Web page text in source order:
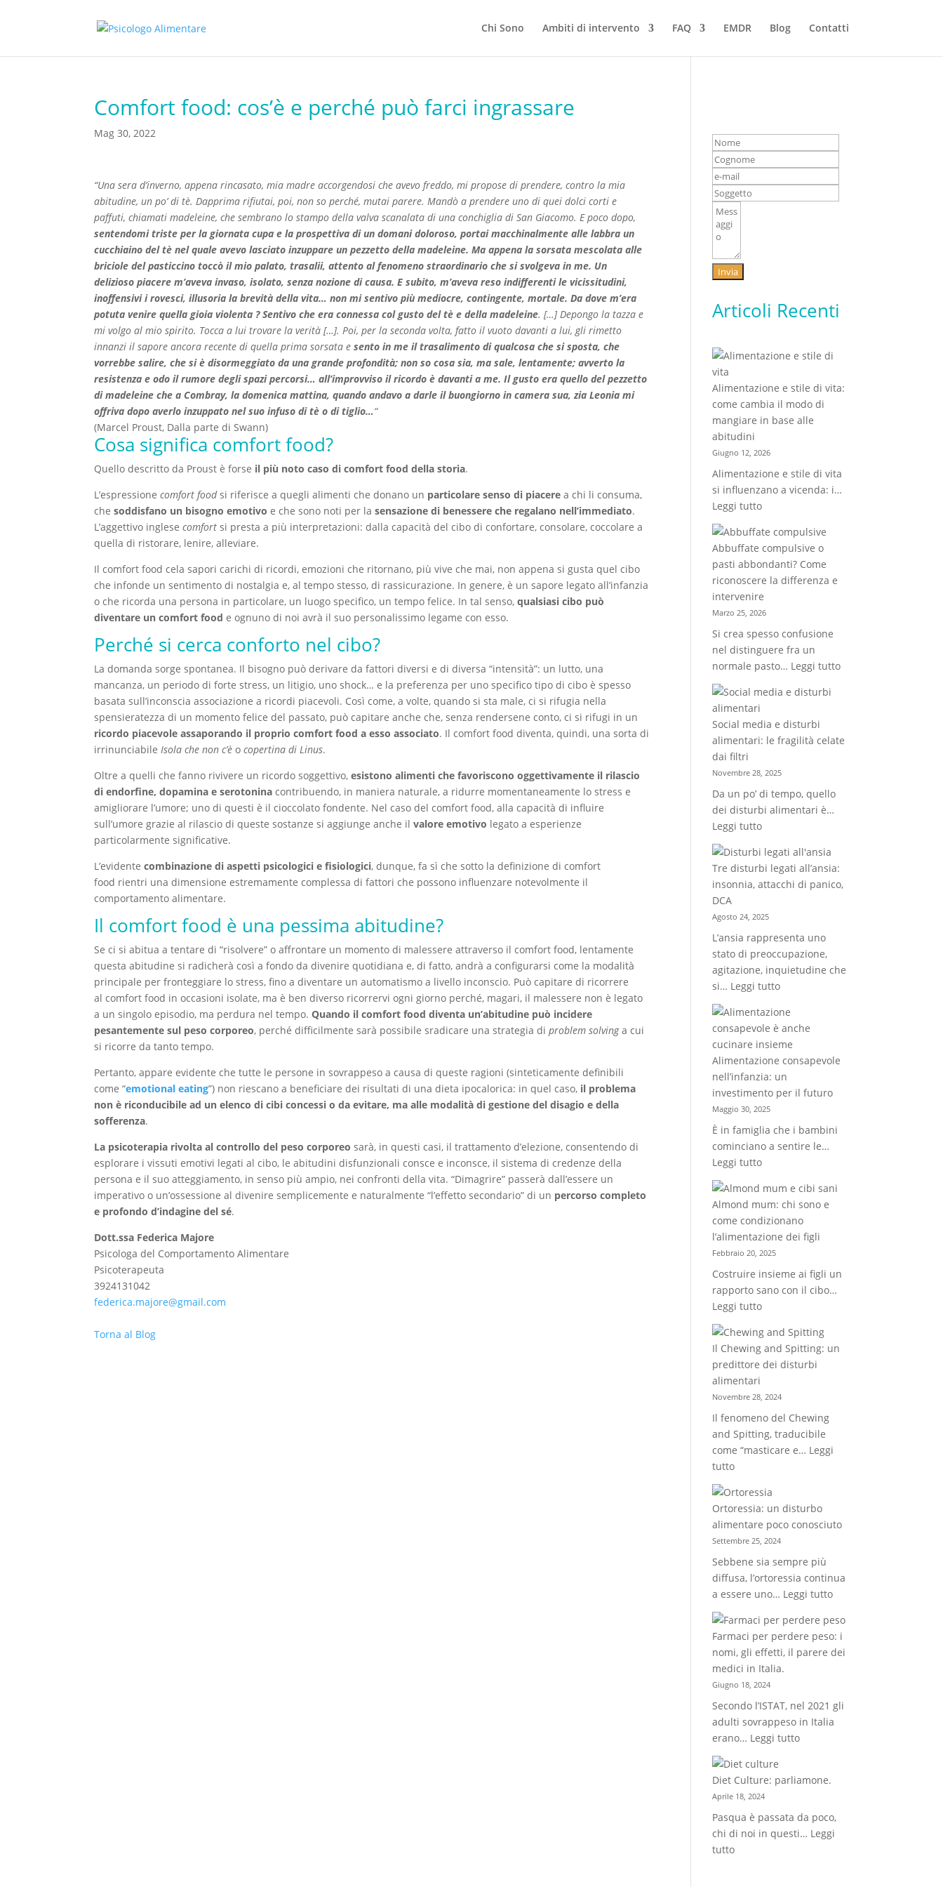
Chi Sono Ambiti di intervento FAQ EMDR Blog Contatti
Comfort food: cos’è e perché può farci ingrassare
Mag 30, 2022
“Una sera d’inverno, appena rincasato, mia madre accorgendosi che avevo freddo, mi propose di prendere, contro la mia
abitudine, un po’ di tè. Dapprima rifiutai, poi, non so perché, mutai parere. Mandò a prendere uno di quei dolci corti e
paffuti, chiamatimadeleine, che sembrano lo stampo della valva scanalata di una conchiglia di San Giacomo. E poco dopo,
sentendomi triste per la giornata cupa e la prospettiva di un domani doloroso, portai macchinalmente alle labbra un
cucchiaino del tè nel quale avevo lasciato inzuppare un pezzetto dellamadeleine. Ma appena la sorsata mescolata alle
briciole del pasticcino toccò il mio palato, trasalii, attento al fenomeno straordinario che si svolgeva in me. Un
delizioso piacere m’aveva invaso, isolato, senza nozione di causa. E subito, m’aveva reso indifferenti le vicissitudini,
inoffensivi i rovesci, illusoria la brevità della vita… non mi sentivo più mediocre, contingente, mortale. Da dove m’era
potuta venire quella gioia violenta ? Sentivo che era connessa col gusto del tè e dellamadeleine. […] Depongo la tazza e
mi volgo al mio spirito. Tocca a lui trovare la verità […]. Poi, per la seconda volta, fatto il vuoto davanti a lui, gli rimetto
innanzi il sapore ancora recente di quella prima sorsata esento in me il trasalimento di qualcosa che si sposta, che
vorrebbe salire, che si è disormeggiato da una grande profondità; non so cosa sia, ma sale, lentamente; avverto la
resistenza e odo il rumore degli spazi percorsi… all’improvviso il ricordo è davanti a me. Il gusto era quello del pezzetto
dimadeleine che a Combray, la domenica mattina, quando andavo a darle il buongiorno in camera sua, zia Leonia mi
offriva dopo averlo inzuppato nel suo infuso di tè o di tiglio…“
(Marcel Proust, Dalla parte di Swann)
Cosa significa comfort food?
Quello descritto da Proust è forse il più noto caso di comfort food della storia.
L’espressionecomfort foodsi riferisce a quegli alimenti che donano un particolare senso di piacere a chi li consuma,
chesoddisfano un bisogno emotivo e che sono noti per lasensazione di benessere che regalano nell’immediato.
L’aggettivo inglesecomfort si presta a più interpretazioni: dalla capacità del cibo di confortare, consolare, coccolare a
quella di ristorare, lenire, alleviare.
Il comfort food cela sapori carichi di ricordi, emozioni che ritornano, più vive che mai, non appena si gusta quel cibo
che infonde un sentimento di nostalgia e, al tempo stesso, di rassicurazione. In genere, è un sapore legato all’infanzia
o che ricorda una persona in particolare, un luogo specifico, un tempo felice. In tal senso,qualsiasi cibo può
diventare un comfort food e ognuno di noi avrà il suo personalissimo legame con esso.
Perché si cerca conforto nel cibo?
La domanda sorge spontanea. Il bisogno può derivare da fattori diversi e di diversa “intensità”: un lutto, una
mancanza, un periodo di forte stress, un litigio, uno shock… e la preferenza per uno specifico tipo di cibo è spesso
basata sull’inconscia associazione a ricordi piacevoli. Così come, a volte, quando si sta male, ci si rifugia nella
spensieratezza di un momento felice del passato, può capitare anche che, senza rendersene conto, ci si rifugi in un
ricordo piacevole assaporando il proprio comfort food a esso associato. Il comfort food diventa, quindi, una sorta di
irrinunciabileIsola che non c’è o copertina di Linus.
Oltre a quelli che fanno rivivere un ricordo soggettivo,esistono alimenti che favoriscono oggettivamente il rilascio
di endorfine, dopamina e serotonina contribuendo, in maniera naturale, a ridurre momentaneamente lo stress e
amigliorare l’umore; uno di questi è il cioccolato fondente. Nel caso del comfort food, alla capacità di influire
sull’umore grazie al rilascio di queste sostanze si aggiunge anche ilvalore emotivo legato a esperienze
particolarmente significative.
L’evidentecombinazione di aspetti psicologici e fisiologici, dunque, fa sì che sotto la definizione di comfort
food rientri una dimensione estremamente complessa di fattori che possono influenzare notevolmente il
comportamento alimentare.
Il comfort food è una pessima abitudine?
Se ci si abitua a tentare di “risolvere” o affrontare un momento di malessere attraverso il comfort food, lentamente
questa abitudine si radicherà così a fondo da divenire quotidiana e, di fatto, andrà a configurarsi come la modalità
principale per fronteggiare lo stress, fino a diventare un automatismo a livello inconscio. Può capitare di ricorrere
al comfort food in occasioni isolate, ma è ben diverso ricorrervi ogni giorno perché, magari, il malessere non è legato
a un singolo episodio, ma perdura nel tempo.Quando il comfort food diventa un’abitudine può incidere
pesantemente sul peso corporeo, perché difficilmente sarà possibile sradicare una strategia diproblem solvinga cui
si ricorre da tanto tempo.
Pertanto, appare evidente che tutte le persone in sovrappeso a causa di queste ragioni (sinteticamente definibili
come “emotional eating”) non riescano a beneficiare dei risultati di una dieta ipocalorica: in quel caso, il problema
non è riconducibile ad un elenco di cibi concessi o da evitare, ma alle modalità di gestione del disagio e della
sofferenza.
La psicoterapia rivolta al controllo del peso corporeo sarà, in questi casi, il trattamento d’elezione, consentendo di
esplorare i vissuti emotivi legati al cibo, le abitudini disfunzionali consce e inconsce, il sistema di credenze della
persona e il suo atteggiamento, in senso più ampio, nei confronti della vita. “Dimagrire” passerà dall’essere un
imperativo o un’ossessione al divenire semplicemente e naturalmente “l’effetto secondario” di un percorso completo
e profondo d’indagine del sé.
Dott.ssa Federica Majore
Psicologa del Comportamento Alimentare
Psicoterapeuta
3924131042
federica.majore@gmail.com
Torna al Blog
Invia
Articoli Recenti
Alimentazione e stile di vita:
come cambia il modo di
mangiare in base alle
abitudini
Giugno 12, 2026
Alimentazione e stile di vita
si influenzano a vicenda: i…
Leggi tutto:
e
stile
di
vita:
come
cambia
il
modo
di
in
alle
abitudini
Abbuffate compulsive o
pasti abbondanti? Come
riconoscere la differenza e
intervenire
Marzo 25, 2026
Si crea spesso confusione
nel distinguere fra un
normale pasto… Leggi tutto:
abbondanti?
Social media e disturbi
alimentari: le fragilità celate
dai filtri
Novembre 28, 2025
Da un po’ di tempo, quello
dei disturbi alimentari è…
Leggi tutto:
media
e
disturbi
le
fragilità
celate
dai
filtri
Tre disturbi legati all’ansia:
insonnia, attacchi di panico,
DCA
Agosto 24, 2025
L’ansia rappresenta uno
stato di preoccupazione,
agitazione, inquietudine che
si… Leggi tutto:
disturbi
legati
all’ansia:
insonnia,
attacchi
di
DCA
Alimentazione consapevole
nell’infanzia: un
investimento per il futuro
Maggio 30, 2025
È in famiglia che i bambini
cominciano a sentire le…
Leggi tutto:
consapevole
nell’infanzia:
un
investimento
per
il
futuro
Almond mum: chi sono e
come condizionano
l’alimentazione dei figli
Febbraio 20, 2025
Costruire insieme ai figli un
rapporto sano con il cibo…
Leggi tutto:
mum:
chi
sono
come
condizionano
l’alimentazione
dei
Il Chewing and Spitting: un
predittore dei disturbi
alimentari
Novembre 28, 2024
Il fenomeno del Chewing
and Spitting, traducibile
come “masticare e… Leggi
tutto:
Chewing
and
Spitting:
un
predittore
dei
disturbi
Ortoressia: un disturbo
alimentare poco conosciuto
Settembre 25, 2024
Sebbene sia sempre più
diffusa, l’ortoressia continua
a essere uno… Leggi tutto:
un
disturbo
alimentare
Farmaci per perdere peso: i
nomi, gli effetti, il parere dei
medici in Italia.
Giugno 18, 2024
Secondo l’ISTAT, nel 2021 gli
adulti sovrappeso in Italia
erano… Leggi tutto:
perdere
i
nomi,
Diet Culture: parliamone.
Aprile 18, 2024
Pasqua è passata da poco,
chi di noi in questi… Leggi
tutto: